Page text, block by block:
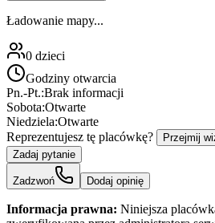
Ładowanie mapy...
0 dzieci
Godziny otwarcia
Pn.-Pt.:Brak informacji
Sobota:Otwarte
Niedziela:Otwarte
Reprezentujesz tę placówkę?
Przejmij
Zadaj pytanie
Zadzwoń Dodaj opinię
Informacja prawna: Niniejsza